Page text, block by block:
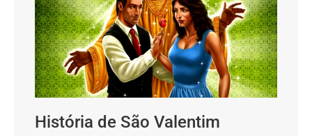
História de São Valentim